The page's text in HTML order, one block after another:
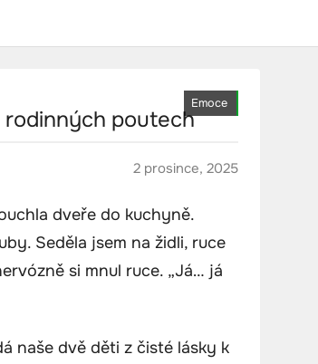
Emoce
rodinných poutech
2 prosince, 2025
dveře do kuchyně.
Seděla jsem na židli, ruce
si mnul ruce. „Já… já
naše dvě děti z čisté lásky k